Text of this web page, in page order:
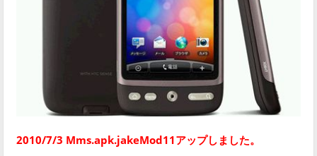
2010/7/3 Mms.apk.jakeMod11アップしました。